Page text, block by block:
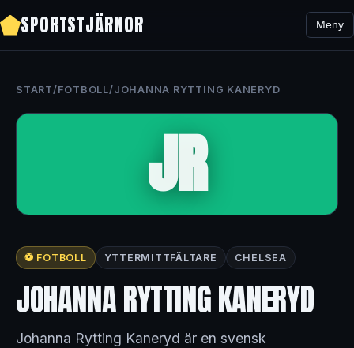
SPORTSTJÄRNOR Meny
START/FOTBOLL/JOHANNA RYTTING KANERYD
JR
⚽ FOTBOLL YTTERMITTFÄLTARE CHELSEA
JOHANNA RYTTING KANERYD
Johanna Rytting Kaneryd är en svensk